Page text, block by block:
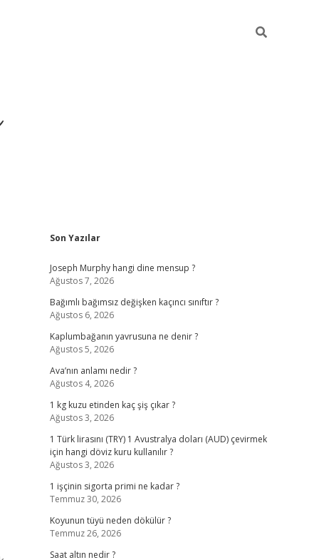
Sidebar
Son Yazılar
Joseph Murphy hangi dine mensup ?
Ağustos 7, 2026
Bağımlı bağımsız değişken kaçıncı sınıftır ?
Ağustos 6, 2026
Kaplumbağanın yavrusuna ne denir ?
Ağustos 5, 2026
Ava’nın anlamı nedir ?
Ağustos 4, 2026
1 kg kuzu etinden kaç şiş çıkar ?
Ağustos 3, 2026
1 Türk lirasını (TRY) 1 Avustralya doları (AUD) çevirmek
için hangi döviz kuru kullanılır ?
Ağustos 3, 2026
1 işçinin sigorta primi ne kadar ?
Temmuz 30, 2026
Koyunun tüyü neden dökülür ?
Temmuz 26, 2026
Saat altın nedir ?